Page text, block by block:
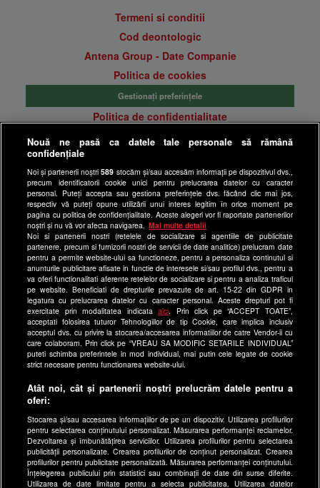
Termeni si conditii
Cod deontologic
Antena Group - Date Companie
Politica de cookies
Gestionați preferințele
Politica de confidentialitate
Anunturi gratuite pe Lajumate.ro
Program Happy Channel
Echipa editorială
Site-uri Antena Group
a1.ro
antenastars.ro
as.ro
catine.ro
chefi.ro
deparinti.ro
medicool.ro
spynews.ro
useit.ro
retetefeldefel.ro
zutv.ro
Trends AntenaPLAY
Nouă ne pasă ca datele tale personale să rămână
confidențiale
Noi și partenerii noștri589 stocăm și/sau accesăm informații pe dispozitivul dvs.,
precum identificatorii cookie unici pentru prelucrarea datelor cu caracter
personal. Puteți accepta sau gestiona preferințele dvs. făcând clic mai jos,
respectiv vă puteți opune utilizării unui interes legitim în orice moment pe
pagina cu politica de confidențialitate. Aceste alegeri vor fi raportate partenerilor
noștri și nu vă vor afecta navigarea.
Mai multe detalii
Noi si partenerii nostri (retelele de socializare si agentiile de publicitate
partenere, precum si furnizorii nostri de servicii de date analitice) prelucram date
pentru a permite website-ului sa functioneze, pentru a personaliza continutul si
anunturile publicitare afisate in functie de interesele si/sau profilul dvs., pentru a
va oferi functionalitati aferente retelelor de socializare si pentru a analiza traficul
pe website. Beneficiati de drepturile prevazute de art. 15-22 din GDPR in
legatura cu prelucrarea datelor cu caracter personal. Aceste drepturi pot fi
exercitate prin modalitatea indicataaici . Prin click pe “ACCEPT TOATE”,
acceptati folosirea tuturor Tehnologiilor de tip Cookie, care implica inclusiv
acceptul dvs. cu privire la stocarea/accesarea informatiilor de catre Vendor-ii cu
care colaboram. Prin click pe “VREAU SA MODIFIC SETARILE INDIVIDUAL”
puteti schimba preferintele in mod individual, mai putin cele legate de cookie
strict necesare pentru functionarea website-ului.
Atât noi, cât și partenerii noștri prelucrăm datele pentru a
oferi:
Stocarea și/sau accesarea informațiilor de pe un dispozitiv. Utilizarea profilurilor
pentru selectarea conținutului personalizat. Măsurarea performanței reclamelor.
Dezvoltarea și îmbunătățirea serviciilor. Utilizarea profilurilor pentru selectarea
publicității personalizate. Crearea profilurilor de conținut personalizat. Crearea
profilurilor pentru publicitate personalizată. Măsurarea performanței conținutului.
Înțelegerea publicului prin statistici sau combinații de date din surse diferite.
Utilizarea de date limitate pentru a selecta publicitatea. Utilizarea datelor